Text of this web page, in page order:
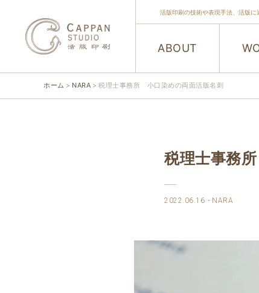
活版印刷の技術や表現手法、活版に
ABOUT
ホーム NARA 税理士事務所 小口染めの両面活版名刺
税理士事務
2022.06.16 NARA